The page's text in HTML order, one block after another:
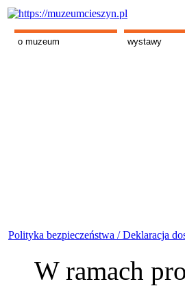
o muzeum wystawy
Polityka bezpieczeństwa /Deklaracja
W ramach